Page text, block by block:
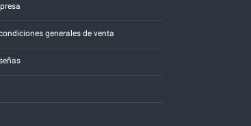
generales de venta